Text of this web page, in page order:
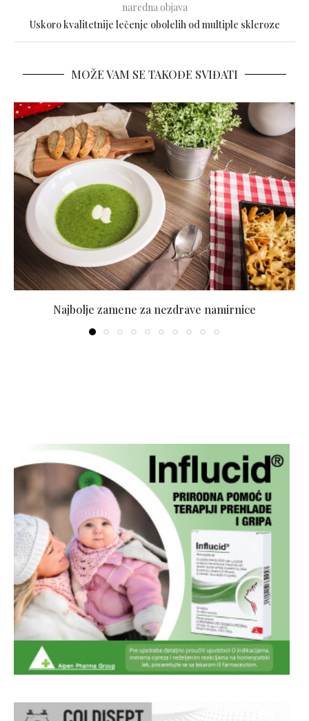
naredna objava
Uskoro kvalitetnije lečenje obolelih od multiple skleroze
MOŽE VAM SE TAKOĐE SVIĐATI
Najbolje zamene za nezdrave namirnice